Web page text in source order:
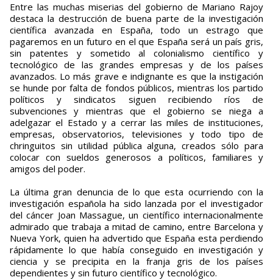
Entre las muchas miserias del gobierno de Mariano Rajoy
destaca la destrucción de buena parte de la investigación
científica avanzada en España, todo un estrago que
pagaremos en un futuro en el que España será un país gris,
sin patentes y sometido al colonialismo científico y
tecnológico de las grandes empresas y de los países
avanzados. Lo más grave e indignante es que la instigación
se hunde por falta de fondos públicos, mientras los partido
políticos y sindicatos siguen recibiendo ríos de
subvenciones y mientras que el gobierno se niega a
adelgazar el Estado y a cerrar las miles de instituciones,
empresas, observatorios, televisiones y todo tipo de
chringuitos sin utilidad pública alguna, creados sólo para
colocar con sueldos generosos a políticos, familiares y
amigos del poder.
La última gran denuncia de lo que esta ocurriendo con la
investigación española ha sido lanzada por el investigador
del cáncer Joan Massague, un científico internacionalmente
admirado que trabaja a mitad de camino, entre Barcelona y
Nueva York, quien ha advertido que España esta perdiendo
rápidamente lo que había conseguido en investigación y
ciencia y se precipita en la franja gris de los países
dependientes y sin futuro científico y tecnológico.